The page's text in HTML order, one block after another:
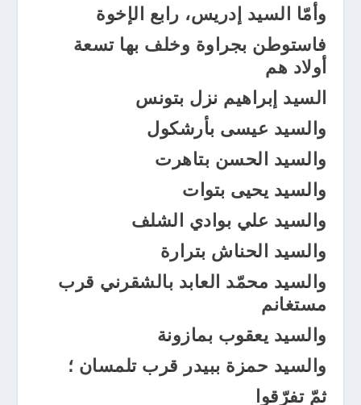
وأمّا السيد إدريس، رابع الإخوة
فاستوطن بجراوة وخلف بها تسعة
أولاد هم
السيد إبراهيم نزل بتونس
والسيد عيسى بأرشكول
والسيد الحسن بتاهرت
والسيد يحيى بتوات
والسيد علي بوادي الشلف
والسيد الحناش بترارة
والسيد محمّد العابد بالشقرني قرب
مستغانم
والسيد يعقوب بمازونة
والسيد حمزة ببيدر قرب تلمسان ؛
ثمّ تفرّقوا